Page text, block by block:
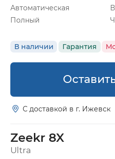
Автоматическая
Полный
В наличии Гарантия
С доставкой в г. Ижевск
Zeekr 8X
Ultra